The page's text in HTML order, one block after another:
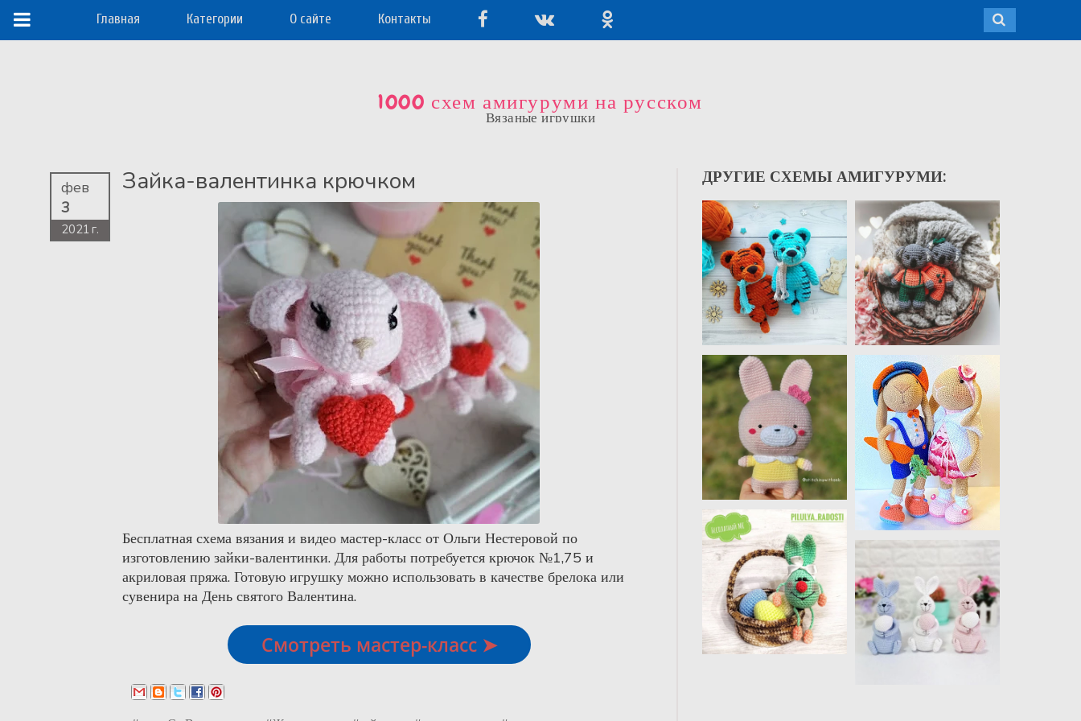
Главная Категории О сайте Контакты
1000 схем амигуруми на русском
Вязаные игрушки
Зайка-валентинка крючком
фев
3
2021 г.
Бесплатная схема вязания и видео мастер-класс от Ольги Нестеровой по
изготовлению зайки-валентинки. Для работы потребуется крючок №1,75 и
акриловая пряжа. Готовую игрушку можно использовать в качестве брелока или
сувенира на День святого Валентина.
Смотреть мастер-класс ➤
ДРУГИЕ СХЕМЫ АМИГУРУМИ: